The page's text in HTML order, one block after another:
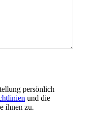
persönlich
und die
ihnen zu.